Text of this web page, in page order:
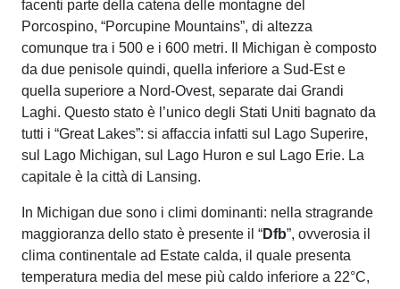
facenti parte della catena delle montagne del
Porcospino, “Porcupine Mountains”, di altezza
comunque tra i 500 e i 600 metri. Il Michigan è composto
da due penisole quindi, quella inferiore a Sud-Est e
quella superiore a Nord-Ovest, separate dai Grandi
Laghi. Questo stato è l’unico degli Stati Uniti bagnato da
tutti i “Great Lakes”: si affaccia infatti sul Lago Superire,
sul Lago Michigan, sul Lago Huron e sul Lago Erie. La
capitale è la città di Lansing.
In Michigan due sono i climi dominanti: nella stragrande
maggioranza dello stato è presente il “Dfb”, ovverosia il
clima continentale ad Estate calda, il quale presenta
temperatura media del mese più caldo inferiore a 22°C,